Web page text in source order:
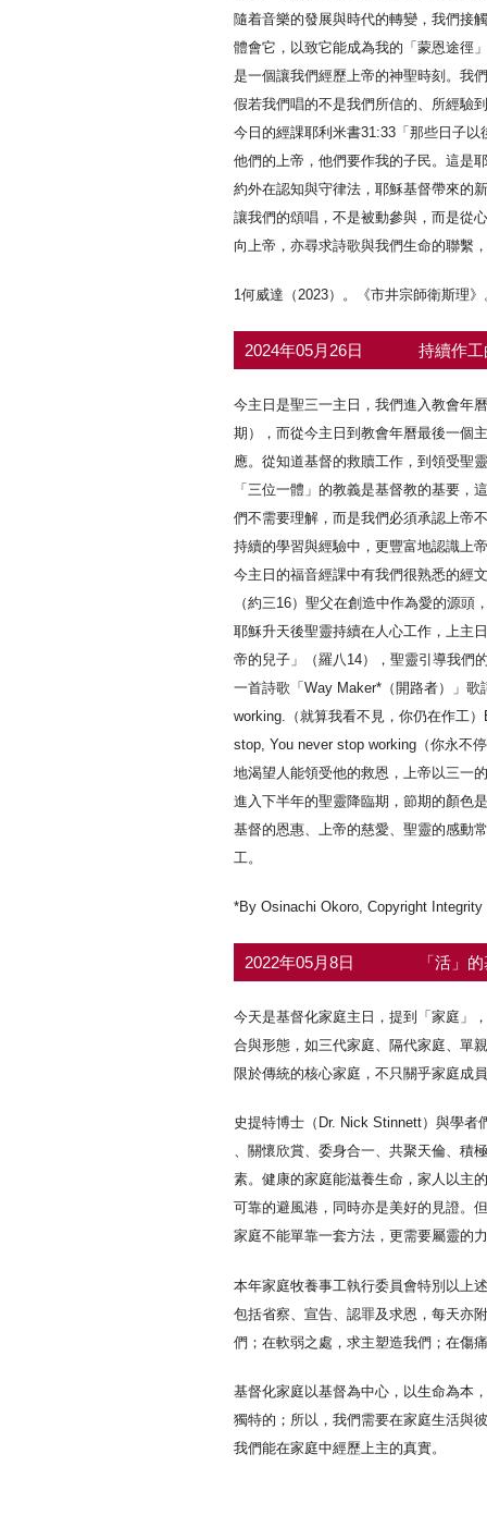
隨着音樂的發展與時代的轉變，我們接
體會它，以致它能成為我的「蒙恩途徑
是一個讓我們經歷上帝的神聖時刻。我
假若我們唱的不是我們所信的、所經驗
今日的經課耶利米書31:33「那些日子
他們的上帝，他們要作我的子民。這是
約外在認知與守律法，耶穌基督帶來的
讓我們的頌唱，不是被動參與，而是從
向上帝，亦尋求詩歌與我們生命的聯
1何威達（2023）。《市井宗師衛斯理
2024年05月26日 持續作
今主日是聖三一主日，我們進入教會年
期），而從今主日到教會年曆最後一個
應。從知道基督的救贖工作，到領受聖
「三位一體」的教義是基督教的基要
們不需要理解，而是我們必須承認上帝
持續的學習與經驗中，更豐富地認識上
今主日的福音經課中有我們很熟悉的經
（約三16）聖父在創造中作為愛的源
耶穌升天後聖靈持續在人心工作，上主
帝的兒子」（羅八14），聖靈引導我們
一首詩歌「Way Maker*（開路者）」歌
working.（就算我看不見，你仍在作工
stop, You never stop working（你永不
地渴望人能領受他的救恩，上帝以三一
進入下半年的聖靈降臨期，節期的顏色
基督的恩惠、上帝的慈愛、聖靈的感動
工。
*By Osinachi Okoro, Copyright
2022年05月8日 「活」
今天是基督化家庭主日，提到「家庭」
合與形態，如三代家庭、隔代家庭、單
限於傳統的核心家庭，不只關乎家庭成
史提特博士（Dr. Nick Stinnett）與學者
、關懷欣賞、委身合一、共聚天倫、積
素。健康的家庭能滋養生命，家人以主
可靠的避風港，同時亦是美好的見證。
家庭不能單靠一套方法，更需要屬靈的
本年家庭牧養事工執行委員會特別以上
包括省察、宣告、認罪及求恩，每天亦
們；在軟弱之處，求主塑造我們；在傷
基督化家庭以基督為中心，以生命為本
獨特的；所以，我們需要在家庭生活與
我們能在家庭中經歷上主的真實。